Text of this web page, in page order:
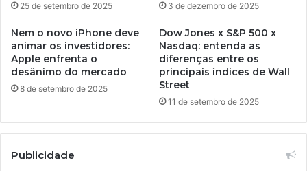
25 de setembro de 2025 3 de dezembro de 2025
Nem o novo iPhone deve
animar os investidores:
Apple enfrenta o
desânimo do mercado
8 de setembro de 2025
Dow Jones x S&P 500 x
Nasdaq: entenda as
diferenças entre os
principais índices de Wall
Street
11 de setembro de 2025
Publicidade